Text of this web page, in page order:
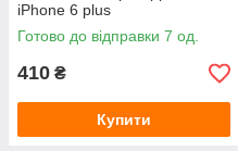
iPhone 6 plus
Готово до відправки 7 од.
410 ₴
Купити